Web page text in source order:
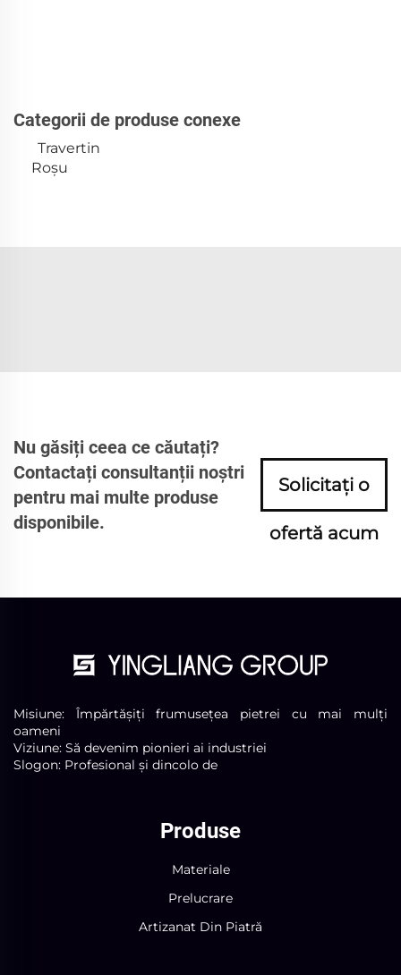
Categorii de produse conexe
Travertin
Roșu
Nu găsiți ceea ce căutați?
Contactați consultanții noștri
pentru mai multe produse
disponibile.
Solicitați o
ofertă acum
Misiune: Împărtășiți frumusețea pietrei cu mai mulți
oameni
Viziune: Să devenim pionieri ai industriei
Slogon: Profesional și dincolo de
Produse
Materiale
Prelucrare
Artizanat Din Piatră